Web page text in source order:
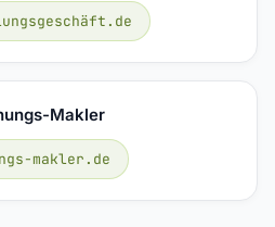
Makler
makler.de